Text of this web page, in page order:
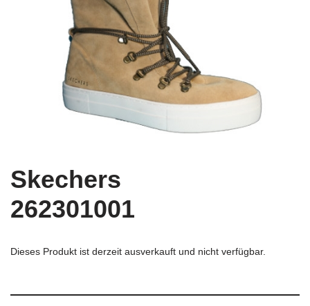
Skechers
262301001
Dieses Produkt ist derzeit ausverkauft und nicht verfügbar.